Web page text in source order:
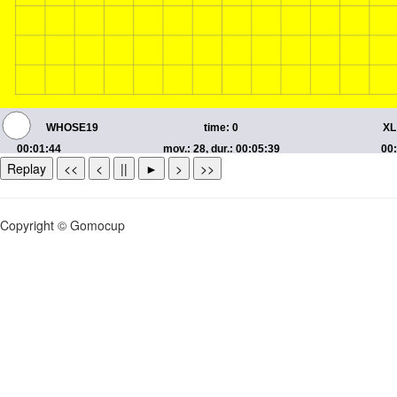
Replay << < || ► > >>
Copyright © Gomocup